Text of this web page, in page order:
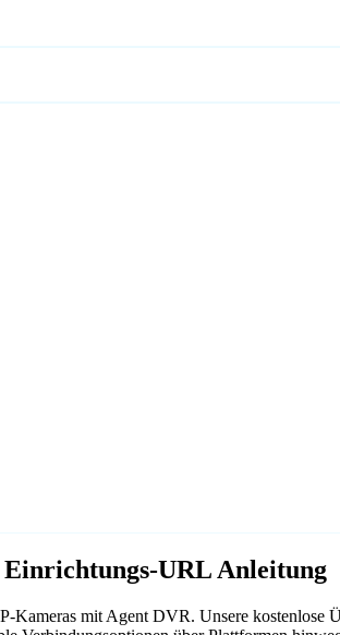
URL Anleitung
Kameras mit Agent DVR. Unsere kostenlose